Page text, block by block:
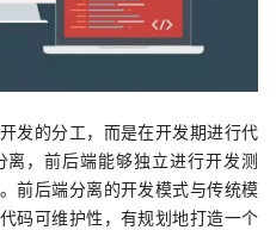
发的分工，而是在开发期进行代
，前后端能够独立进行开发测
前后端分离的开发模式与传统模
码可维护性，有规划地打造一个